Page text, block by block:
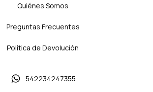
Quiénes Somos
Preguntas Frecuentes
Política de Devolución
542234247355